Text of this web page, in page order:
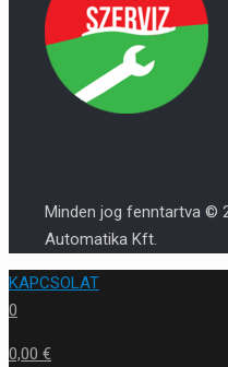
Minden jog fenntartva ©
Automatika Kft.
KAPCSOLAT
0
0,00 €